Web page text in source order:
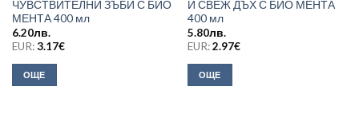
ЧУВСТВИТЕЛНИ ЗЪБИ С БИО
МЕНТА 400 мл
6.20лв.
EUR:3.17€
ОЩЕ
И СВЕЖ ДЪХ С БИО МЕНТА
400 мл
5.80лв.
EUR:2.97€
ОЩЕ